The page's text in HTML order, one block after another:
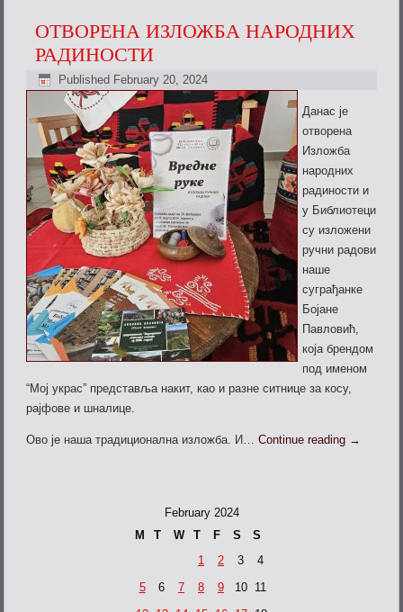
ОТВОРЕНА ИЗЛОЖБА НАРОДНИХ
РАДИНОСТИ
Published February 20, 2024
Данас је
отворена
Изложба
народних
радиности и
у Библиотеци
су изложени
ручни радови
наше
суграђанке
Бојане
Павловић,
која брендом
под именом
“Мој украс” представља накит, као и разне ситнице за косу,
рајфове и шналице.
Ово је наша традиционална изложба. И…Continue reading →
February 2024
M
T W T F S
S
1
2 3
4
5
6 7 8 9 10
11